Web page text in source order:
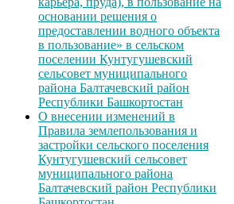
основании решения о
предоставлении водного объекта
в пользование» в сельском
поселении Кунтугушевский
сельсовет муниципального
района Балтачевский район
Республики Башкортостан
О внесении изменений в
Правила землепользования и
застройки сельского поселения
Кунтугушевский сельсовет
муниципального района
Балтачевский район Республики